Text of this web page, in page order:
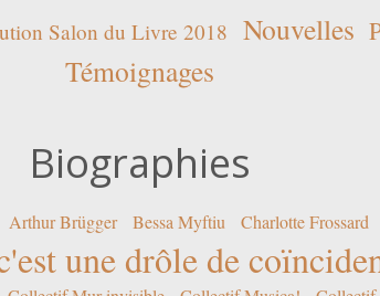
Salon du Livre 2018 Nouvelles
Témoignages
Biographies
Arthur Brügger Bessa Myftiu Charlotte Frossard
une drôle de